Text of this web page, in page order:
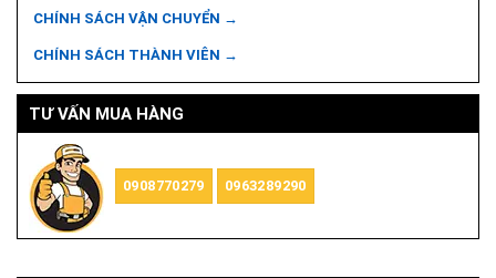
CHÍNH SÁCH VẬN CHUYỂN →
CHÍNH SÁCH THÀNH VIÊN →
TƯ VẤN MUA HÀNG
0908770279 0963289290